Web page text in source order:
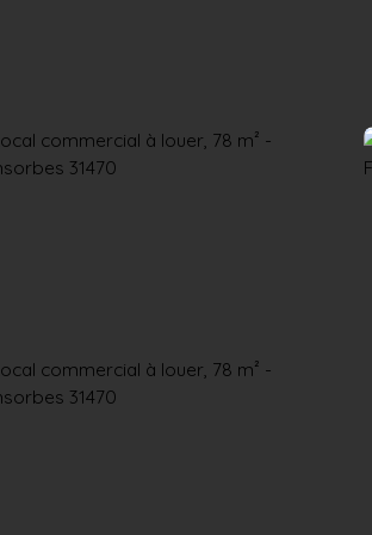
local Trouver un Broker Rejoignez-nous